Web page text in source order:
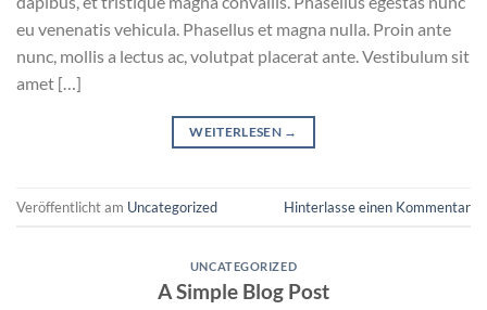
eu venenatis vehicula. Phasellus et magna nulla. Proin ante
nunc, mollis a lectus ac, volutpat placerat ante. Vestibulum sit
amet […]
WEITERLESEN →
Veröffentlicht am Uncategorized Hinterlasse einen Kommentar
UNCATEGORIZED
A Simple Blog Post